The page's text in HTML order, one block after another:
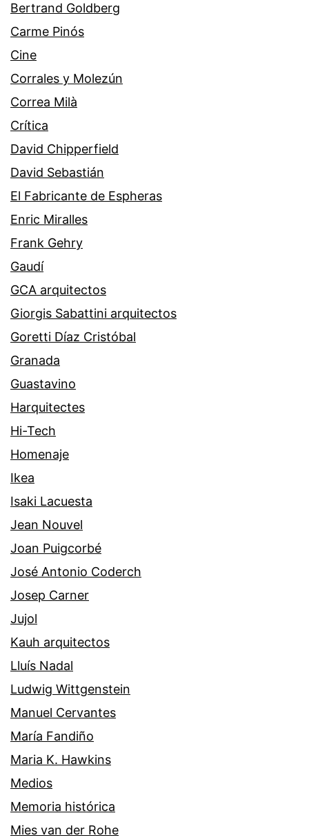
Bertrand Goldberg
Carme Pinós
Cine
Corrales y Molezún
Correa Milà
Crítica
David Chipperfield
David Sebastián
El Fabricante de Espheras
Enric Miralles
Frank Gehry
Gaudí
GCA arquitectos
Giorgis Sabattini arquitectos
Goretti Díaz Cristóbal
Granada
Guastavino
Harquitectes
Hi-Tech
Homenaje
Ikea
Isaki Lacuesta
Jean Nouvel
Joan Puigcorbé
José Antonio Coderch
Josep Carner
Jujol
Kauh arquitectos
Lluís Nadal
Ludwig Wittgenstein
Manuel Cervantes
María Fandiño
Maria K. Hawkins
Medios
Memoria histórica
Mies van der Rohe